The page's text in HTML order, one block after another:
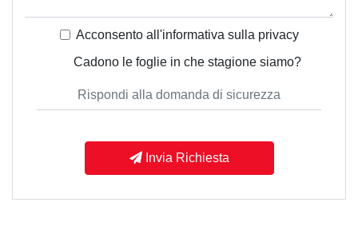
Acconsento all'informativa sulla privacy
Cadono le foglie in che stagione siamo?
Invia Richiesta